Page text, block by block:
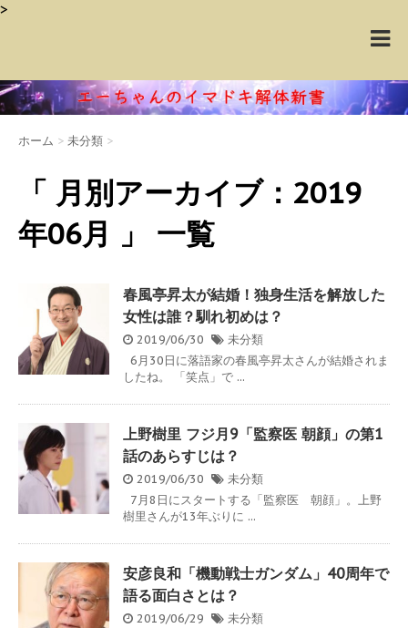
>
ホーム > 未分類 >
「 月別アーカイブ：2019
年06月 」 一覧
春風亭昇太が結婚！独身生活を解放した
女性は誰？馴れ初めは？
2019/06/30
未分類
6月30日に落語家の春風亭昇太さんが結婚されま
したね。 「笑点」で ...
上野樹里 フジ月9「監察医 朝顔」の第1
話のあらすじは？
2019/06/30
未分類
7月8日にスタートする「監察医 朝顔」。上野
樹里さんが13年ぶりに ...
安彦良和「機動戦士ガンダム」40周年で
語る面白さとは？
2019/06/29
未分類